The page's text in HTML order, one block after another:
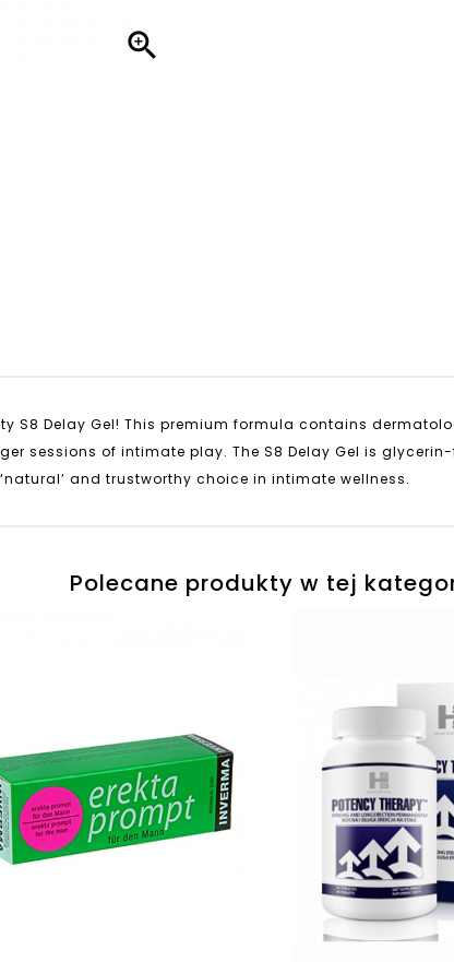

S8 Delay Gel! This premium formula contains
sessions of intimate play. The S8 Delay Gel is
and trustworthy choice in intimate wellness.
Polecane produkty w tej